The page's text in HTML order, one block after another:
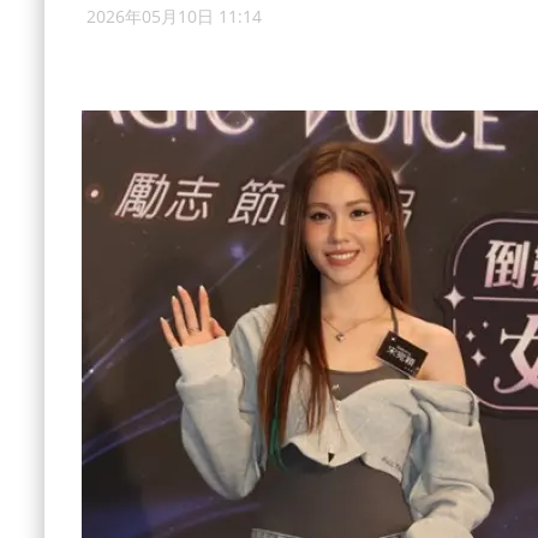
2026年05月10日 11:14